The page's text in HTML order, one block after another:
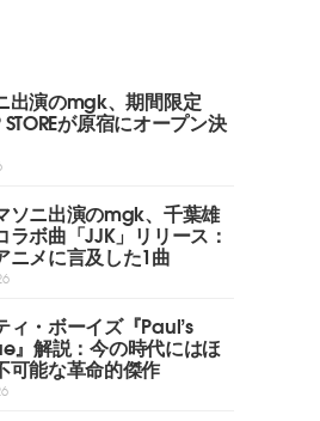
出演のmgk、期間限定
STOREが原宿にオープン決
ソニ出演のmgk、千葉雄
ラボ曲「JJK」リリース：
ニメに言及した1曲
ィ・ボーイズ『Paul’s
』解説：今の時代にはほ
可能な革命的傑作